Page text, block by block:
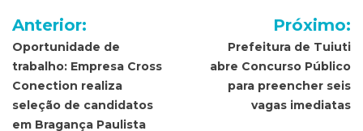
Navegação
de
Post
Anterior:
Oportunidade de
trabalho: Empresa Cross
Conection realiza
seleção de candidatos
em Bragança Paulista
Próximo:
Prefeitura de Tuiuti
abre Concurso Público
para preencher seis
vagas imediatas